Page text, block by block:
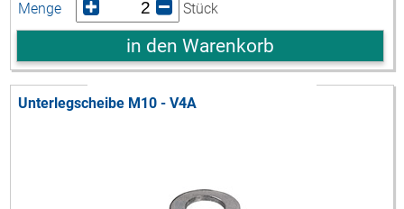
Menge Stück
in den Warenkorb
Unterlegscheibe M10 - V4A